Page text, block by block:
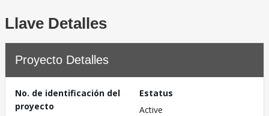
Llave Detalles
Proyecto Detalles
No. de identificación del
proyecto
Estatus
Active